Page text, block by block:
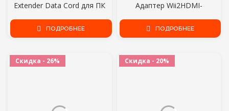
Extender Data Cord для ПК
Smart TV Xbox One SSD Fast
Speed USB Cable Extension
ПОДРОБНЕЕ
Адаптер Wii2HDMI-
совместимый Конвертер 3,5
мм Аудио для ПК HDTV
ПОДРОБНЕЕ
Скидка - 26% Скидка - 20%